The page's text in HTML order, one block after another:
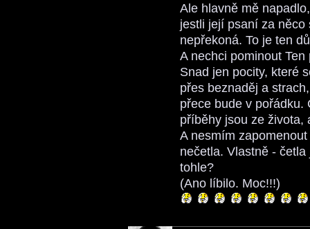
Ale hlavně mě
jestli její psaní za něco
nepřekoná. To je ten
A nechci pominout
Snad jen pocity, které
přes beznaděj a
přece bude v pořádku.
příběhy jsou ze života,
A nesmím
nečetla. Vlastně -
tohle?
(Ano líbilo. Moc!!!)